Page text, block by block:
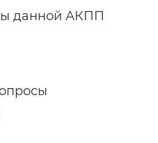
данной АКПП